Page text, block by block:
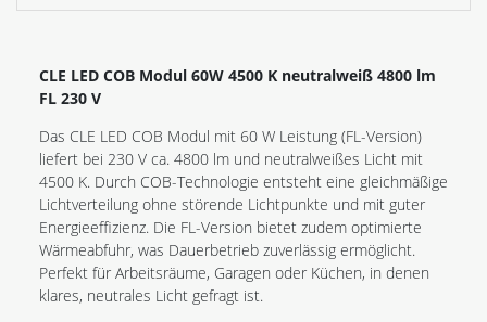
CLE LED COB Modul 60W 4500 K neutralweiß 4800 lm
FL 230 V
Das CLE LED COB Modul mit 60 W Leistung (FL-Version)
liefert bei 230 V ca. 4800 lm und neutralweißes Licht mit
4500 K. Durch COB-Technologie entsteht eine gleichmäßige
Lichtverteilung ohne störende Lichtpunkte und mit guter
Energieeffizienz. Die FL-Version bietet zudem optimierte
Wärmeabfuhr, was Dauerbetrieb zuverlässig ermöglicht.
Perfekt für Arbeitsräume, Garagen oder Küchen, in denen
klares, neutrales Licht gefragt ist.